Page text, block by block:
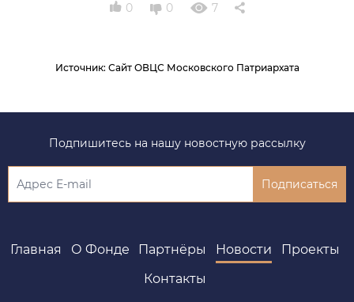
0 0 7
Источник: Сайт ОВЦС Московского Патриархата
Подпишитесь на нашу новостную рассылку
Подписаться
Главная О Фонде Партнёры Новости
Проекты
Контакты